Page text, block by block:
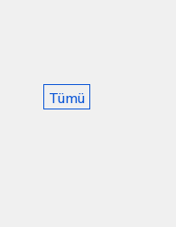
Tümü